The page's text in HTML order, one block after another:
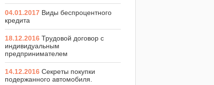
04.01.2017 Виды беспроцентного
кредита
18.12.2016 Трудовой договор с
индивидуальным
предпринимателем
14.12.2016 Секреты покупки
подержанного автомобиля.